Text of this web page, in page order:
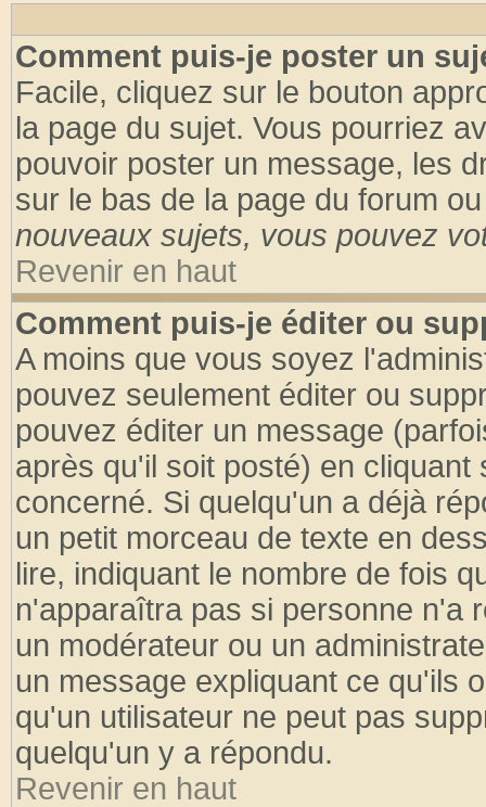
Comment puis-je poster un
Facile, cliquez sur le bouton
la page du sujet. Vous pourriez
pouvoir poster un message, les
sur le bas de la page du forum
nouveaux sujets, vous pouvez
Revenir en haut
Comment puis-je éditer ou
A moins que vous soyez
pouvez seulement éditer ou
pouvez éditer un message
après qu'il soit posté) en
concerné. Si quelqu'un a déjà
un petit morceau de texte en
lire, indiquant le nombre de fois
n'apparaîtra pas si personne n'a
un modérateur ou un
un message expliquant ce qu'ils
qu'un utilisateur ne peut pas
quelqu'un y a répondu.
Revenir en haut